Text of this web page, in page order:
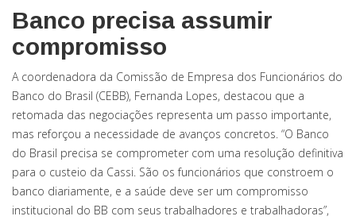
Banco precisa assumir
compromisso
A coordenadora da Comissão de Empresa dos Funcionários do
Banco do Brasil (CEBB), Fernanda Lopes, destacou que a
retomada das negociações representa um passo importante,
mas reforçou a necessidade de avanços concretos. “O Banco
do Brasil precisa se comprometer com uma resolução definitiva
para o custeio da Cassi. São os funcionários que constroem o
banco diariamente, e a saúde deve ser um compromisso
institucional do BB com seus trabalhadores e trabalhadoras”,